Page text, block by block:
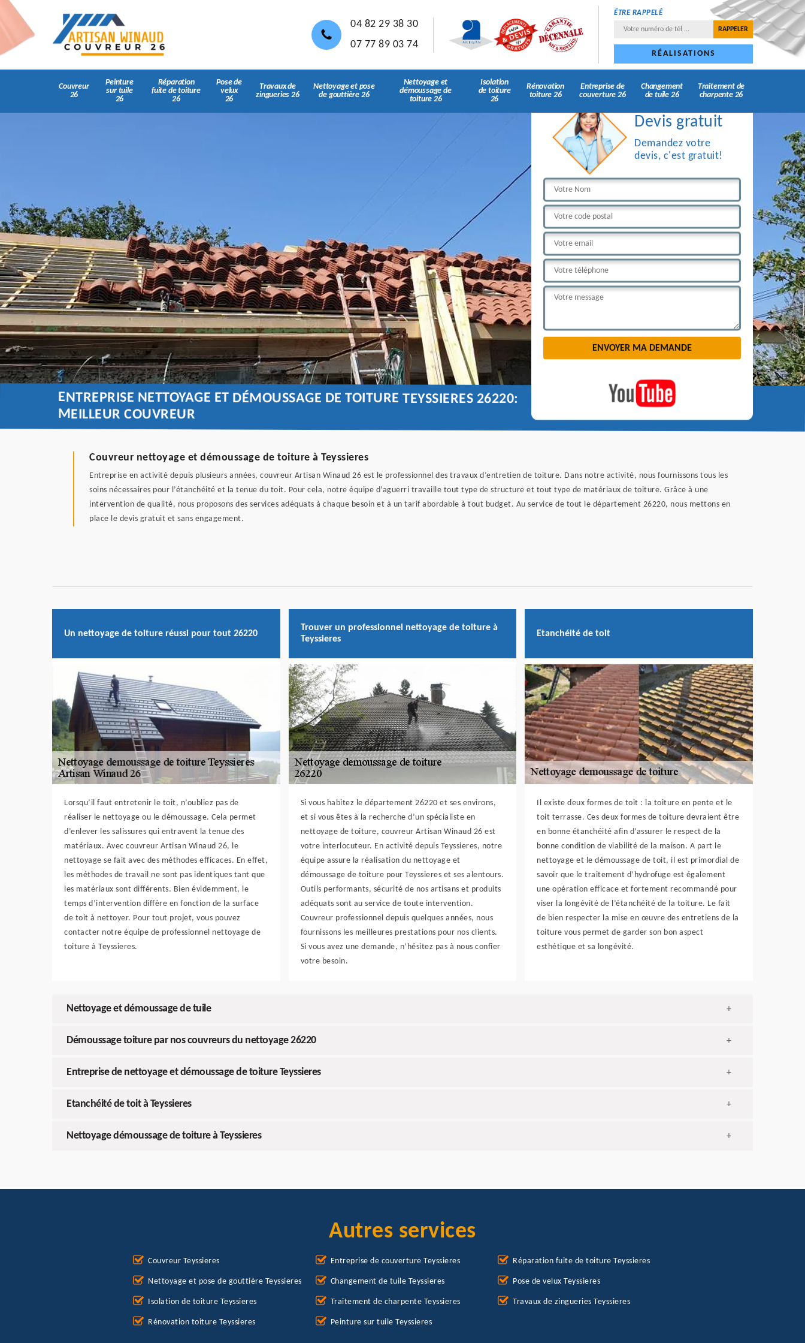
04 82 29 38 30
07 77 89 03 74
ÊTRE RAPPELÉ
RÉALISATIONS
Couvreur
26
Peinture
sur tuile
26
Réparation
fuite de toiture
26
Pose de
velux
26
Travaux de
zingueries 26
Nettoyage et pose
de gouttière 26
Nettoyage et
démoussage de
toiture 26
Isolation
de toiture
26
Rénovation
toiture 26
Entreprise de
couverture 26
Changement
de tuile 26
Traitement de
charpente 26
Devis gratuit
Demandez votre
devis, c'est gratuit!
ENTREPRISE NETTOYAGE ET DÉMOUSSAGE DE TOITURE TEYSSIERES 26220:
MEILLEUR COUVREUR
Couvreur nettoyage et démoussage de toiture à Teyssieres
Entreprise en activité depuis plusieurs années, couvreur Artisan Winaud 26 est le professionnel des travaux d’entretien de toiture. Dans notre activité, nous fournissons tous les
soins nécessaires pour l’étanchéité et la tenue du toit. Pour cela, notre équipe d’aguerri travaille tout type de structure et tout type de matériaux de toiture. Grâce à une
intervention de qualité, nous proposons des services adéquats à chaque besoin et à un tarif abordable à tout budget. Au service de tout le département 26220, nous mettons en
place le devis gratuit et sans engagement.
Un nettoyage de toiture réussi pour tout 26220
Lorsqu’il faut entretenir le toit, n’oubliez pas de
réaliser le nettoyage ou le démoussage. Cela permet
d’enlever les salissures qui entravent la tenue des
matériaux. Avec couvreur Artisan Winaud 26, le
nettoyage se fait avec des méthodes efficaces. En effet,
les méthodes de travail ne sont pas identiques tant que
les matériaux sont différents. Bien évidemment, le
temps d’intervention diffère en fonction de la surface
de toit à nettoyer. Pour tout projet, vous pouvez
contacter notre équipe de professionnel nettoyage de
toiture à Teyssieres.
Trouver un professionnel nettoyage de toiture à
Teyssieres
Si vous habitez le département 26220 et ses environs,
et si vous êtes à la recherche d’un spécialiste en
nettoyage de toiture, couvreur Artisan Winaud 26 est
votre interlocuteur. En activité depuis Teyssieres, notre
équipe assure la réalisation du nettoyage et
démoussage de toiture pour Teyssieres et ses alentours.
Outils performants, sécurité de nos artisans et produits
adéquats sont au service de toute intervention.
Couvreur professionnel depuis quelques années, nous
fournissons les meilleures prestations pour nos clients.
Si vous avez une demande, n’hésitez pas à nous confier
votre besoin.
Etanchéité de toit
Il existe deux formes de toit : la toiture en pente et le
toit terrasse. Ces deux formes de toiture devraient être
en bonne étanchéité afin d’assurer le respect de la
bonne condition de viabilité de la maison. A part le
nettoyage et le démoussage de toit, il est primordial de
savoir que le traitement d’hydrofuge est également
une opération efficace et fortement recommandé pour
viser la longévité de l’étanchéité de la toiture. Le fait
de bien respecter la mise en œuvre des entretiens de la
toiture vous permet de garder son bon aspect
esthétique et sa longévité.
Nettoyage et démoussage de tuile +
Démoussage toiture par nos couvreurs du nettoyage 26220 +
Entreprise de nettoyage et démoussage de toiture Teyssieres +
Etanchéité de toit à Teyssieres +
Nettoyage démoussage de toiture à Teyssieres +
Autres services
Couvreur Teyssieres
Nettoyage et pose de gouttière Teyssieres
Isolation de toiture Teyssieres
Rénovation toiture Teyssieres
Entreprise de couverture Teyssieres
Changement de tuile Teyssieres
Traitement de charpente Teyssieres
Peinture sur tuile Teyssieres
Réparation fuite de toiture Teyssieres
Pose de velux Teyssieres
Travaux de zingueries Teyssieres